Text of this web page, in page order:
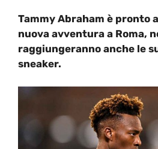
Tammy Abraham è pronto
nuova avventura a Roma,
raggiungeranno anche le
sneaker.